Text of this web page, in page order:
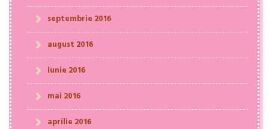
septembrie 2016
august 2016
iunie 2016
mai 2016
aprilie 2016